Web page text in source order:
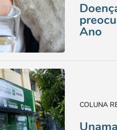
Ano
COLUNA